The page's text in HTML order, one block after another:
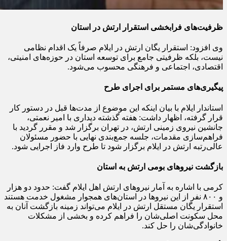
ظرفیت‌های فرابخشی استقرار ارتش در استان
وی افزود: استقرار یگان ارتش در ایلام صرفاً یک اقدام نظامی
نیست، بلکه ظرفیتی جامع برای توسعه استان در حوزه‌های امنیتی،
اقتصادی، اجتماعی و فرهنگی محسوب می‌شود.
پیگیری‌های مستمر برای اجرای طرح
استاندار ایلام با بیان اینکه این موضوع از مدت‌ها قبل در دستور کار
قرار گرفته، اظهار داشت: هفته گذشته دیداری با امیر نعمتی،
جانشین نیروی زمینی ارتش، در تهران برگزار شد و مقرر گردید با
فراهم‌سازی مقدمات، جلسه جمع‌بندی نهایی با حضور مسئولان
عالی‌رتبه ارتش در ایلام برگزار شود تا طرح وارد فاز اجرایی شود.
بازگشت نیروهای بومی ارتش به استان
کرمی با اشاره به آمار نیروهای ارتش اهل ایلام گفت: حدود دو هزار
و ۸۰۰ نفر از این نیروها در استان‌های همجوار مشغول خدمت هستند
استقرار یگان مستقل ارتش در ایلام می‌تواند زمینه بازگشت آنان به
محل سکونت اصلی‌شان را فراهم کرده و بخشی از مشکلات
خانوادگی‌شان را حل کند.